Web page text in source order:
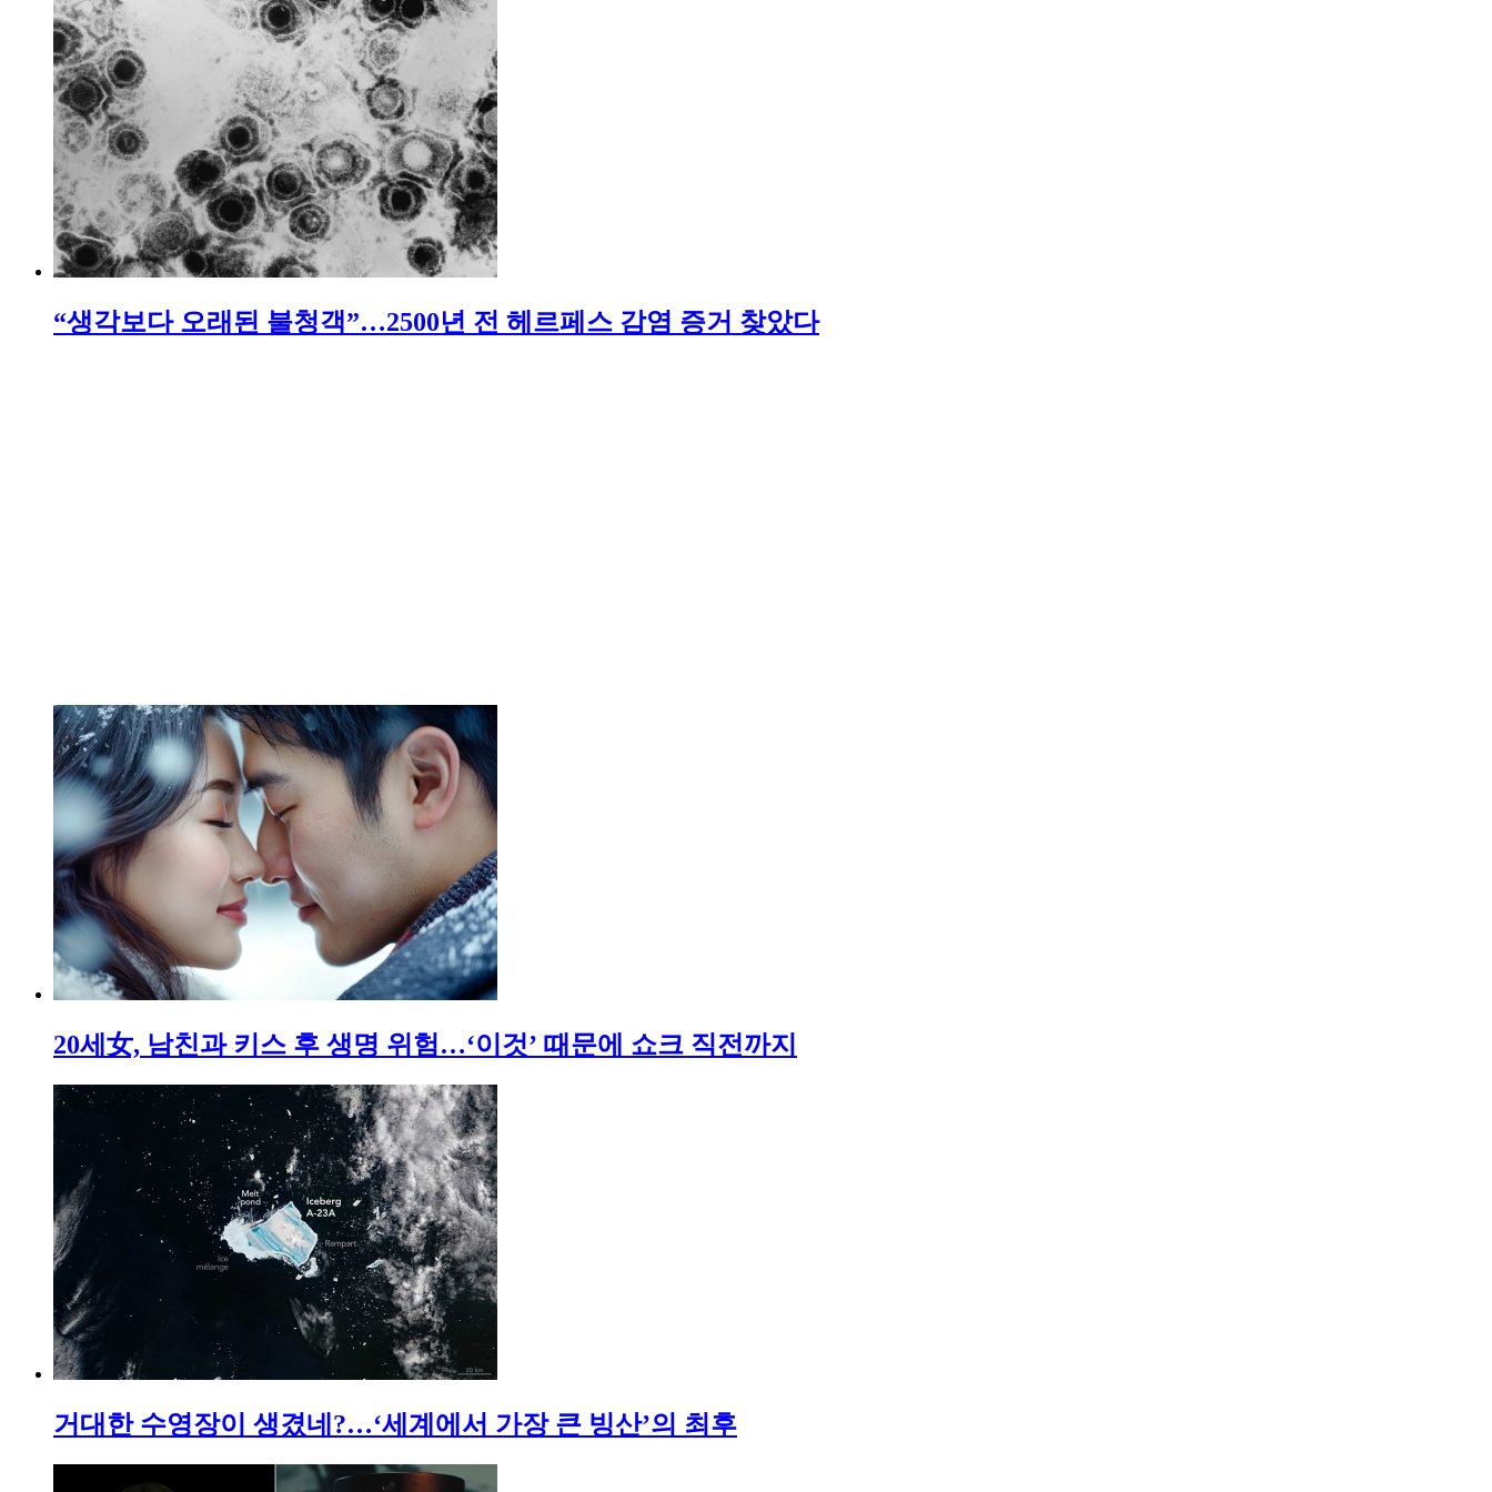
“생각보다 오래된 불청객”…2500년 전 헤르페스 감염 증거 찾았다
20세女, 남친과 키스 후 생명 위험…‘이것’ 때문에 쇼크 직전까지
거대한 수영장이 생겼네?…‘세계에서 가장 큰 빙산’의 최후